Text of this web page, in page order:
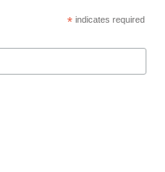
* indicates required